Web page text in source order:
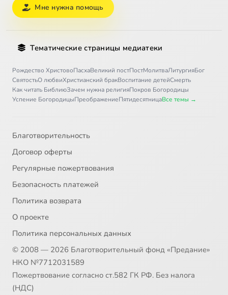
Мне нужна помощь
Тематические страницы медиатеки
Рождество ХристовоПасхаВеликий постПостМолитваЛитургияБог
СвятостьО любвиХристианский бракВоспитание детейСмерть
Как читать БиблиюЗачем нужна религияПокров Богородицы
Успение БогородицыПреображениеПятидесятницаВсе темы →
Благотворительность
Договор оферты
Регулярные пожертвования
Безопасность платежей
Политика возврата
О проекте
Политика персональных данных
© 2008 — 2026 Благотворительный фонд «Предание»
НКО №7712031589
Пожертвование согласно ст.582 ГК РФ. Без налога
(НДС)